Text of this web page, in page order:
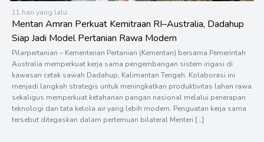
11 hari yang lalu
Mentan Amran Perkuat Kemitraan RI–Australia, Dadahup
Siap Jadi Model Pertanian Rawa Modern
Pilarpertanian – Kementerian Pertanian (Kementan) bersama Pemerintah
Australia memperkuat kerja sama pengembangan sistem irigasi di
kawasan cetak sawah Dadahup, Kalimantan Tengah. Kolaborasi ini
menjadi langkah strategis untuk meningkatkan produktivitas lahan rawa
sekaligus memperkuat ketahanan pangan nasional melalui penerapan
teknologi dan tata kelola air yang lebih modern. Penguatan kerja sama
tersebut ditegaskan dalam pertemuan bilateral Menteri […]